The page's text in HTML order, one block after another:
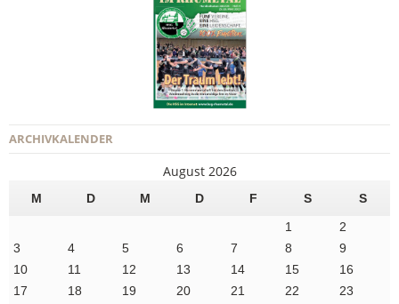
ARCHIVKALENDER
August 2026
M D M D F S
S
1
2
3
4 5 6 7 8
9
10
11 12 13 14 15
16
17
18 19 20 21 22
23